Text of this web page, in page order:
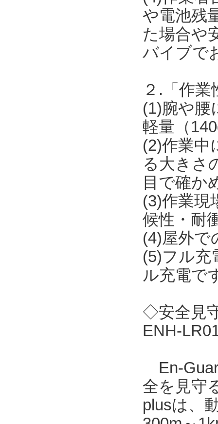
や電池残
た場合や
バイブで
２.「作
(1)腕や腰
軽量（
(2)作業中
る大きさ
目で確か
(3)作業現
候性・耐
(4)屋外で
(5)フル充
ル充電で
◇安全見
ENH-
En-
全を見守
plusは、